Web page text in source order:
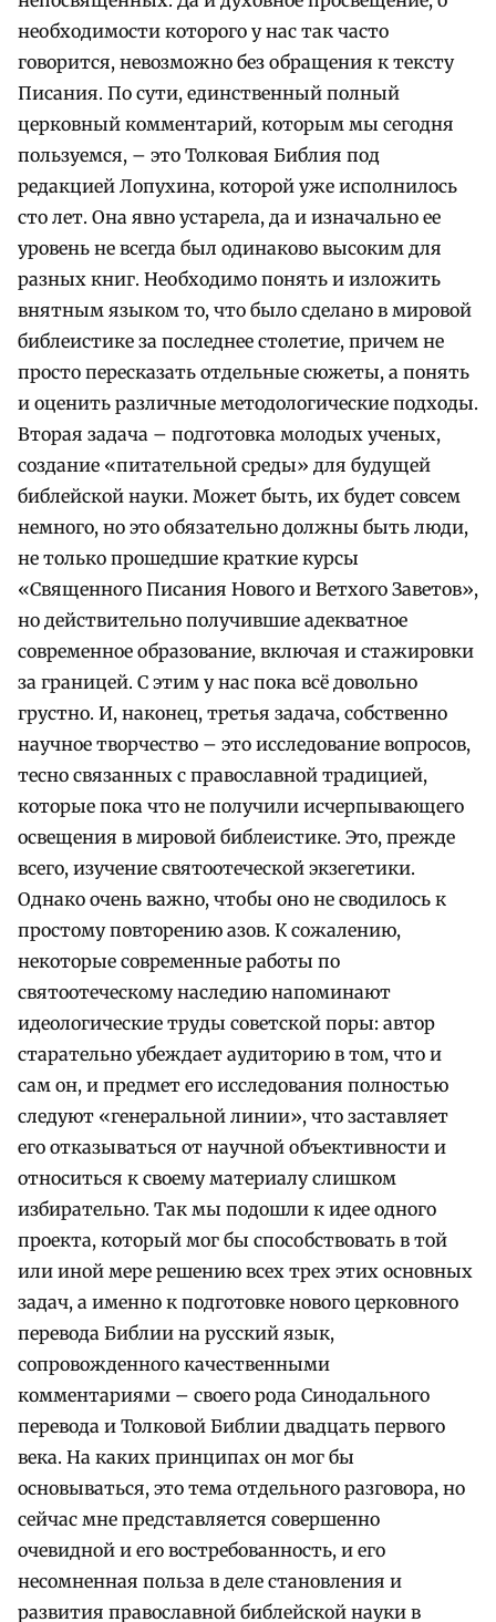
необходимости которого у нас так часто
говорится, невозможно без обращения к тексту
Писания. По сути, единственный полный
церковный комментарий, которым мы сегодня
пользуемся, – это Толковая Библия под
редакцией Лопухина, которой уже исполнилось
сто лет. Она явно устарела, да и изначально ее
уровень не всегда был одинаково высоким для
разных книг. Необходимо понять и изложить
внятным языком то, что было сделано в мировой
библеистике за последнее столетие, причем не
просто пересказать отдельные сюжеты, а понять
и оценить различные методологические подходы.
Вторая задача – подготовка молодых ученых,
создание «питательной среды» для будущей
библейской науки. Может быть, их будет совсем
немного, но это обязательно должны быть люди,
не только прошедшие краткие курсы
«Священного Писания Нового и Ветхого Заветов»,
но действительно получившие адекватное
современное образование, включая и стажировки
за границей. С этим у нас пока всё довольно
грустно. И, наконец, третья задача, собственно
научное творчество – это исследование вопросов,
тесно связанных с православной традицией,
которые пока что не получили исчерпывающего
освещения в мировой библеистике. Это, прежде
всего, изучение святоотеческой экзегетики.
Однако очень важно, чтобы оно не сводилось к
простому повторению азов. К сожалению,
некоторые современные работы по
святоотеческому наследию напоминают
идеологические труды советской поры: автор
старательно убеждает аудиторию в том, что и
сам он, и предмет его исследования полностью
следуют «генеральной линии», что заставляет
его отказываться от научной объективности и
относиться к своему материалу слишком
избирательно. Так мы подошли к идее одного
проекта, который мог бы способствовать в той
или иной мере решению всех трех этих основных
задач, а именно к подготовке нового церковного
перевода Библии на русский язык,
сопровожденного качественными
комментариями – своего рода Синодального
перевода и Толковой Библии двадцать первого
века. На каких принципах он мог бы
основываться, это тема отдельного разговора, но
сейчас мне представляется совершенно
очевидной и его востребованность, и его
несомненная польза в деле становления и
развития православной библейской науки в